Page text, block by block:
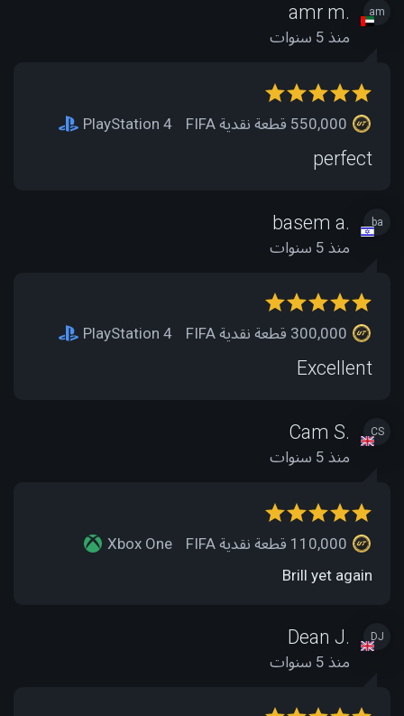
am
amr m.
منذ 5 سنوات
PlayStation 4
perfect
ba
basem a.
منذ 5 سنوات
PlayStation 4
Excellent
CS
Cam S.
منذ 5 سنوات
Xbox One
Brill yet again
DJ
Dean J.
منذ 5 سنوات